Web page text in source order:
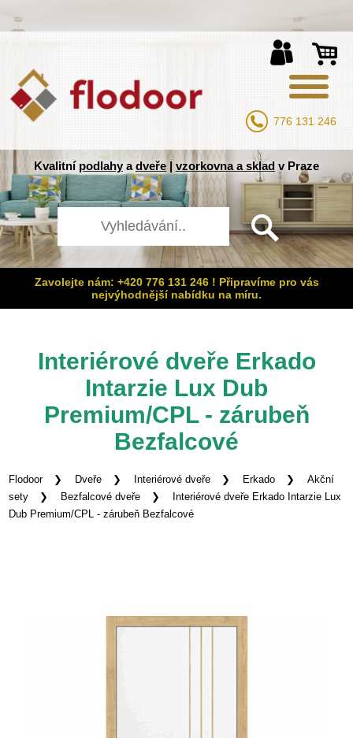
776 131 246
Kvalitní podlahyadveře| vzorkovna a sklad v Praze
Zavolejte nám: +420 776 131 246 ! Připravíme pro vás
nejvýhodnější nabídku na míru.
Interiérové dveře Erkado
Intarzie Lux Dub
Premium/CPL - zárubeň
Bezfalcové
Flodoor Dveře Interiérové dveře Erkado
Akční
sety
Bezfalcové dveře
Interiérové dveře Erkado Intarzie Lux
Dub Premium/CPL - zárubeň Bezfalcové